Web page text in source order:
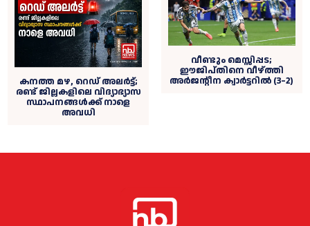
കനത്ത മഴ, റെഡ് അലര്‍ട്ട്;
രണ്ട് ജില്ലകളിലെ വിദ്യാഭ്യാസ
സ്ഥാപനങ്ങള്‍ക്ക് നാളെ
അവധി
വീണ്ടും മെസ്സിപ്പട;
ഈജിപ്തിനെ വീഴ്ത്തി
അർജന്റീന ക്വാർട്ടറിൽ (3–2)